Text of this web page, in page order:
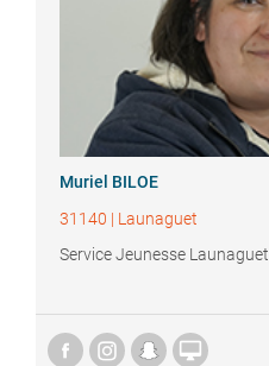
Muriel BILOE
31140 | Launaguet
Service Jeunesse Launaguet
